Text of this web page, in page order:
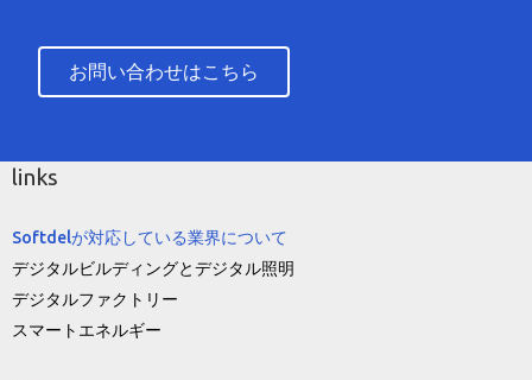
お問い合わせはこちら
links
Softdelが対応している業界について
デジタルビルディングとデジタル照明
デジタルファクトリー
スマートエネルギー